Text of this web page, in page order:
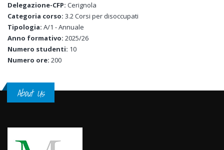
Delegazione-CFP: Cerignola
Categoria corso: 3.2 Corsi per disoccupati
Tipologia: A/1 - Annuale
Anno formativo: 2025/26
Numero studenti: 10
Numero ore: 200
About Us